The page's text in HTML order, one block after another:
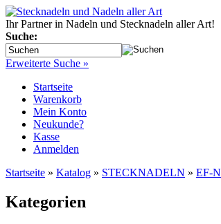
Ihr Partner in Nadeln und Stecknadeln aller Art!
Suche:
Erweiterte Suche »
Startseite
Warenkorb
Mein Konto
Neukunde?
Kasse
Anmelden
Startseite » Katalog » STECKNADELN » EF-
Kategorien